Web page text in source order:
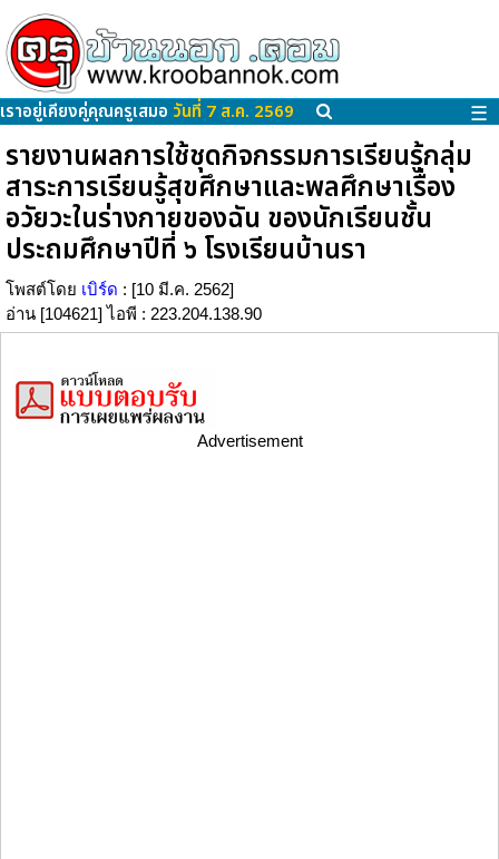
เราอยู่เคียงคู่คุณครูเสมอ วันที่ 7 ส.ค. 2569 ☰
รายงานผลการใช้ชุดกิจกรรมการเรียนรู้กลุ่ม
สาระการเรียนรู้สุขศึกษาและพลศึกษาเรื่อง
อวัยวะในร่างกายของฉัน ของนักเรียนชั้น
ประถมศึกษาปีที่ ๖ โรงเรียนบ้านรา
โพสต์โดย เบิร์ด : [10 มี.ค. 2562]
อ่าน [104621] ไอพี : 223.204.138.90
Advertisement